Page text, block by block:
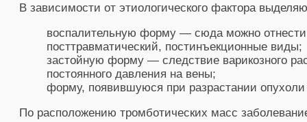
В зависимости от этиологического фактора
воспалительную форму — сюда можно
посттравматический, постинъекционные виды;
застойную форму — следствие варикозного
постоянного давления на вены;
форму, появившуюся при разрастании
По расположению тромботических масс